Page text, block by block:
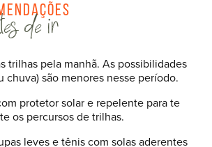
de ir
trilhas pela manhã. As possibilidades
chuva) são menores nesse período.
protetor solar e repelente para te
os percursos de trilhas.
leves e tênis com solas aderentes